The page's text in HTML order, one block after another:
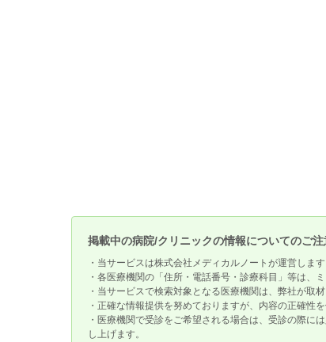
掲載中の病院/クリニックの情報についてのご注
・当サービスは株式会社メディカルノートが運営します
・各医療機関の「住所・電話番号・診療科目」等は、
・当サービスで検索対象となる医療機関は、弊社が取
・正確な情報提供を努めておりますが、内容の正確性
・医療機関で受診をご希望される場合は、受診の際に
し上げます。